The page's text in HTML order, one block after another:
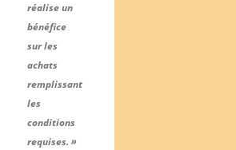
réalise un
bénéfice
sur les
achats
remplissant
les
conditions
requises. »